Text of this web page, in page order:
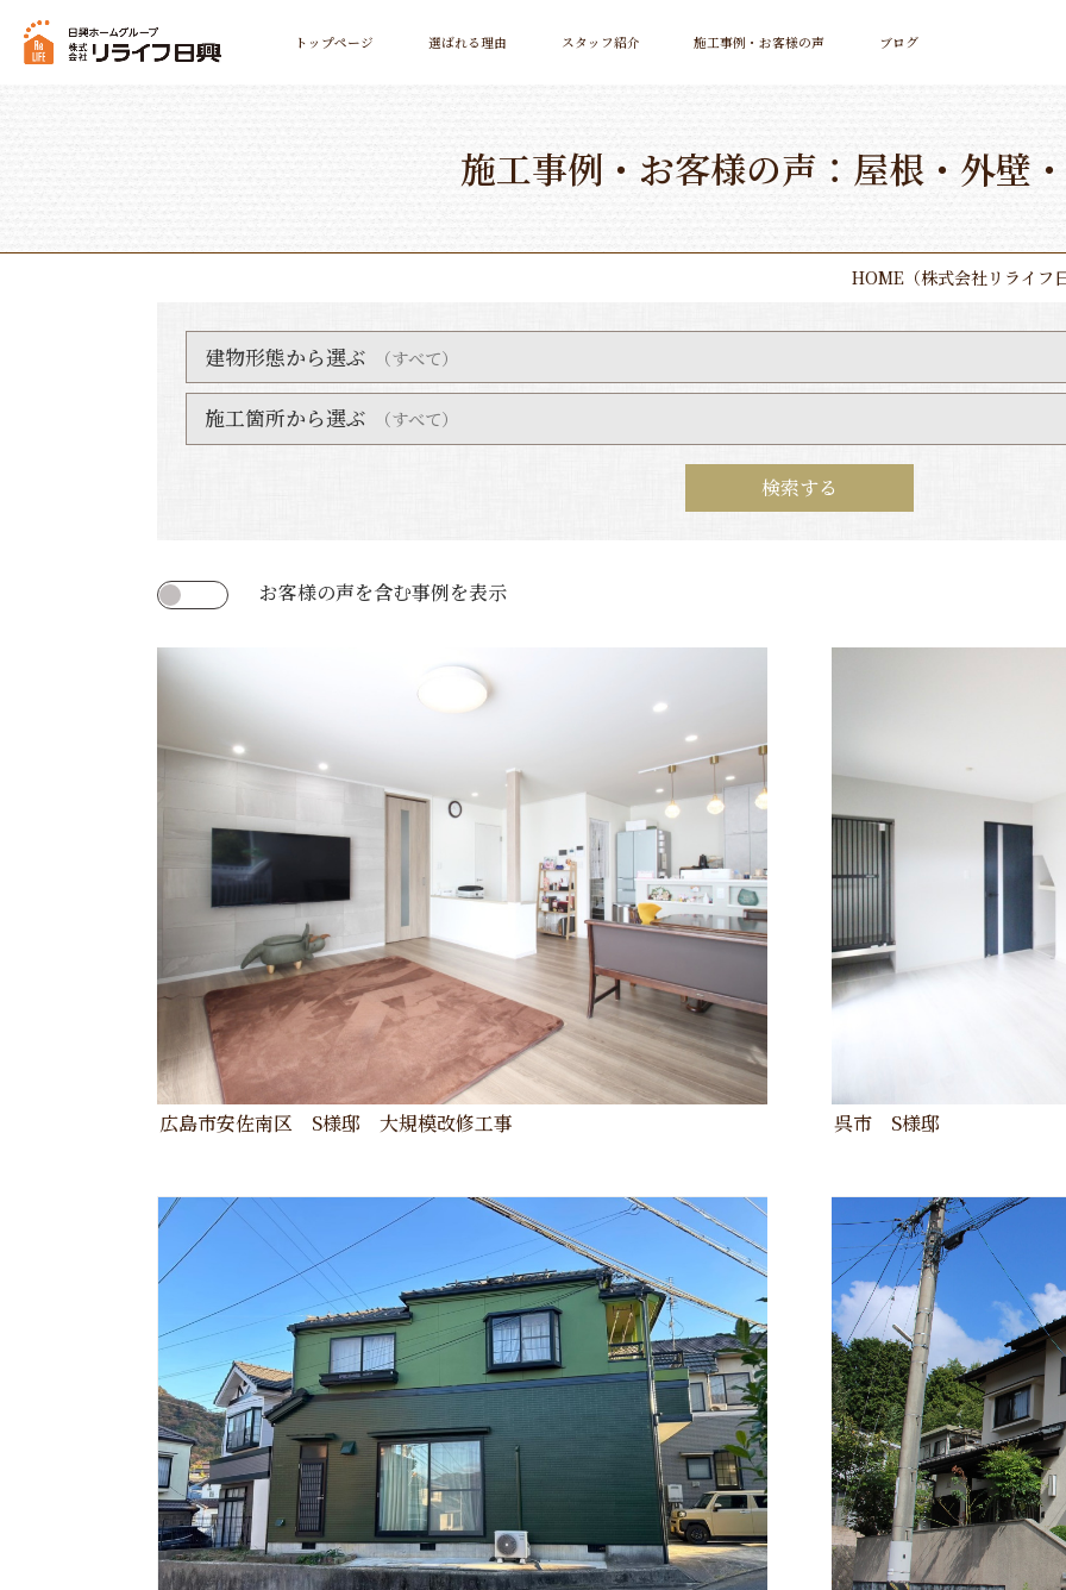
トップページ 選ばれる理由 スタッフ紹介 施工事例・お客様の声 ブログ
施工事例・お客様の声：屋根・外壁
HOME （株式会社リライフ
建物形態から選ぶ （すべて）
すべて 戸建 マンション
施工箇所から選ぶ （すべて）
屋根・外壁・外構
LDK
検索する
お客様の声を含む事例を表示
広島市安佐南区 S様邸 大規模改修工事 呉市 S様邸